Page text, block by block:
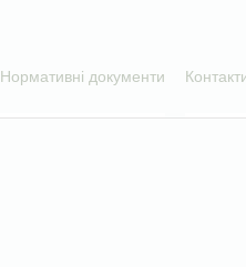
Нормативні документи